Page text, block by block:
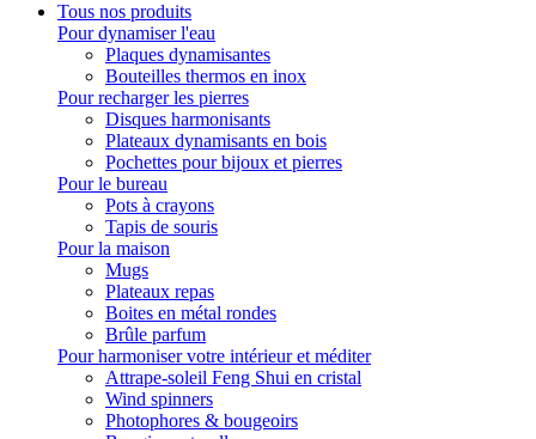
Tous nos produits
Pour dynamiser l'eau
Plaques dynamisantes
Bouteilles thermos en inox
Pour recharger les pierres
Disques harmonisants
Plateaux dynamisants en bois
Pochettes pour bijoux et pierres
Pour le bureau
Pots à crayons
Tapis de souris
Pour la maison
Mugs
Plateaux repas
Boites en métal rondes
Brûle parfum
Pour harmoniser votre intérieur et méditer
Attrape-soleil Feng Shui en cristal
Wind spinners
Photophores & bougeoirs